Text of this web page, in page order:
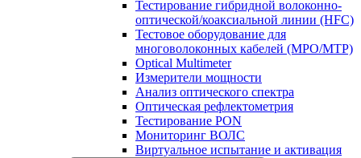
Тестирование гибридной волоконно-
оптической/коаксиальной линии (HFC)
Тестовое оборудование для
многоволоконных кабелей (MPO/MTP)
Optical Multimeter
Измерители мощности
Анализ оптического спектра
Оптическая рефлектометрия
Тестирование PON
Мониторинг ВОЛС
Виртуальное испытание и активация